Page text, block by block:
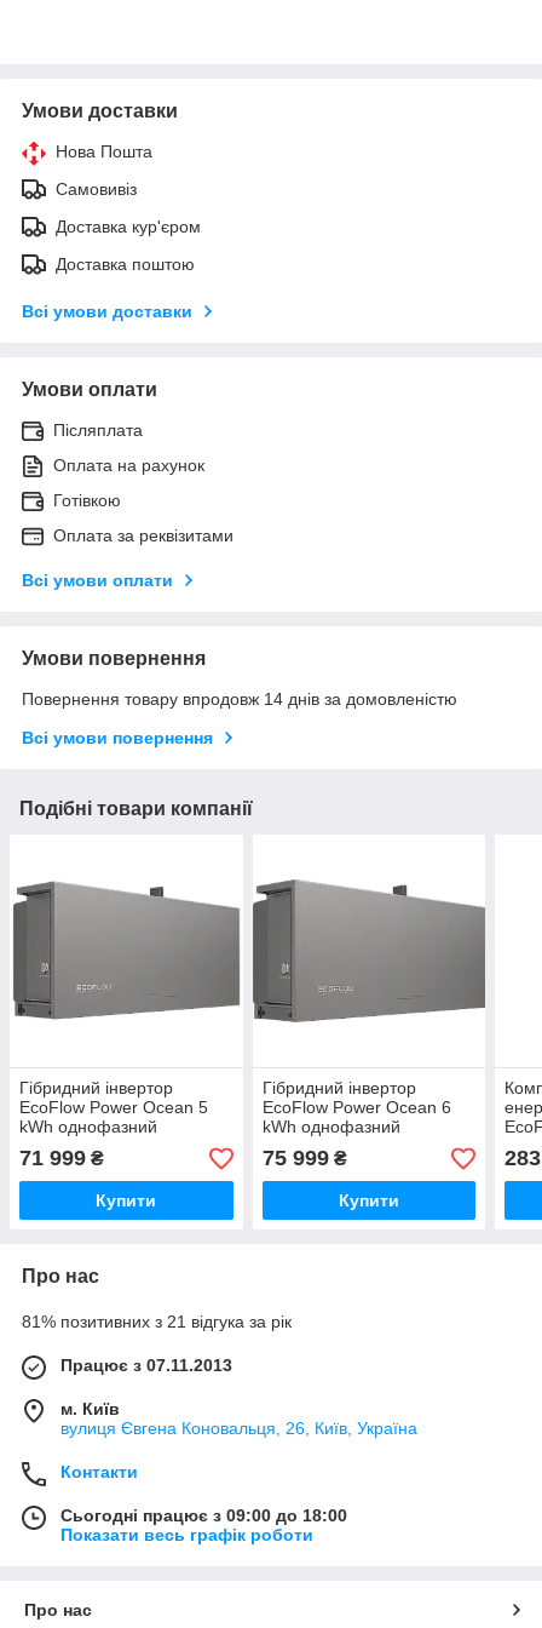
Умови доставки
Нова Пошта
Самовивіз
Доставка кур'єром
Доставка поштою
Всі умови доставки
Умови оплати
Післяплата
Оплата на рахунок
Готівкою
Оплата за реквізитами
Всі умови оплати
Умови повернення
Повернення товару впродовж 14 днів за домовленістю
Всі умови повернення
Подібні товари компанії
Гібридний інвертор
EcoFlow Power Ocean 5
kWh однофазний
71 999 ₴
Купити
Гібридний інвертор
EcoFlow Power Ocean 6
kWh однофазний
75 999₴
Купити
Про нас
81% позитивних з 21 відгука за рік
Працює з 07.11.2013
м. Київ
вулиця Євгена Коновальця, 26, Київ, Україна
Контакти
Сьогодні працює з 09:00 до 18:00
Показати весь графік роботи
Про нас